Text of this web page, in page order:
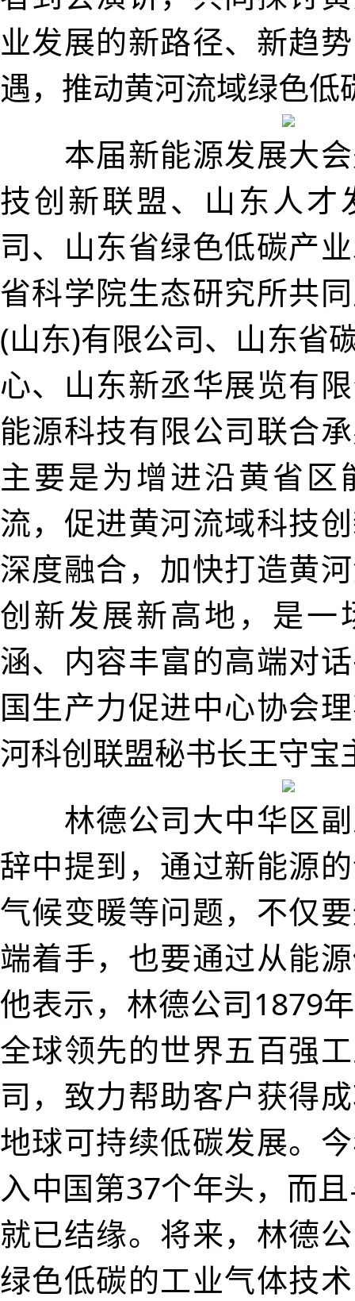
业发展的新路径、新趋
遇，推动黄河流域绿色低
本届新能源发展大会
技创新联盟、山东人才
司、山东省绿色低碳产
省科学院生态研究所共
(山东)有限公司、山东省
心、山东新丞华展览有
能源科技有限公司联合
主要是为增进沿黄省区
流，促进黄河流域科技
深度融合，加快打造黄
创新发展新高地，是一
涵、内容丰富的高端对
国生产力促进中心协会
河科创联盟秘书长王守宝
林德公司大中华区副
辞中提到，通过新能源
气候变暖等问题，不仅
端着手，也要通过从能
他表示，林德公司1879
全球领先的世界五百强
司，致力帮助客户获得
地球可持续低碳发展。
入中国第37个年头，而
就已结缘。将来，林德
绿色低碳的工业气体技